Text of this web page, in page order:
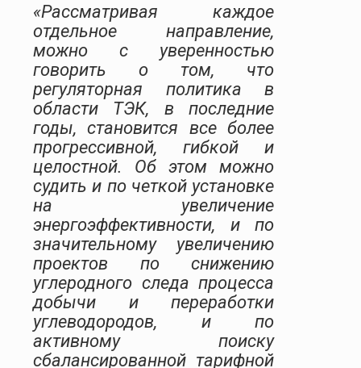
«Рассматривая каждое
отдельное направление,
можно с уверенностью
говорить о том, что
регуляторная политика в
области ТЭК, в последние
годы, становится все более
прогрессивной, гибкой и
целостной. Об этом можно
судить и по четкой установке
на увеличение
энергоэффективности, и по
значительному увеличению
проектов по снижению
углеродного следа процесса
добычи и переработки
углеводородов, и по
активному поиску
сбалансированной тарифной